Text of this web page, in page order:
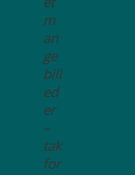
m
an
ge
bill
ed
er
–
tak
for